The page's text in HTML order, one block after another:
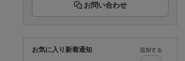
お問い合わせ
お気に入り新着通知 追加する